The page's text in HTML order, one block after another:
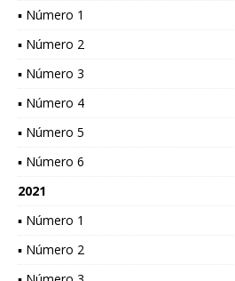
▪ Número 1
▪ Número 2
▪ Número 3
▪ Número 4
▪ Número 5
▪ Número 6
2021
▪ Número 1
▪ Número 2